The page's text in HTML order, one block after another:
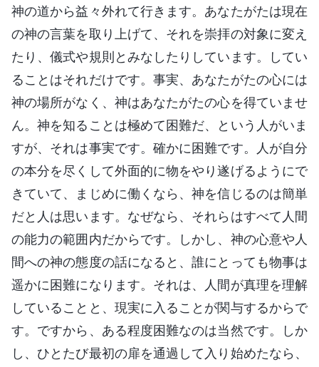
神の道から益々外れて行きます。あなたがたは現在
の神の言葉を取り上げて、それを崇拝の対象に変え
たり、儀式や規則とみなしたりしています。してい
ることはそれだけです。事実、あなたがたの心には
神の場所がなく、神はあなたがたの心を得ていませ
ん。神を知ることは極めて困難だ、という人がいま
すが、それは事実です。確かに困難です。人が自分
の本分を尽くして外面的に物をやり遂げるようにで
きていて、まじめに働くなら、神を信じるのは簡単
だと人は思います。なぜなら、それらはすべて人間
の能力の範囲内だからです。しかし、神の心意や人
間への神の態度の話になると、誰にとっても物事は
遥かに困難になります。それは、人間が真理を理解
していることと、現実に入ることが関与するからで
す。ですから、ある程度困難なのは当然です。しか
し、ひとたび最初の扉を通過して入り始めたなら、